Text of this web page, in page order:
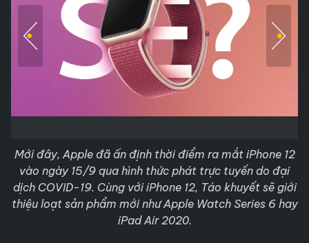
Mới đây, Apple đã ấn định thời điểm ra mắt iPhone 12
vào ngày 15/9 qua hình thức phát trực tuyến do đại
dịch COVID-19. Cùng với iPhone 12, Táo khuyết sẽ giới
thiệu loạt sản phẩm mới như Apple Watch Series 6 hay
iPad Air 2020.